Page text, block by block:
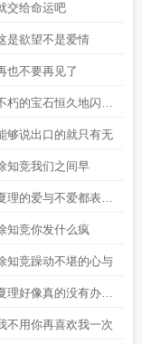
交给命运吧
是欲望不是爱情
也不要再见了
朽的宝石恒久地闪烁
够说出口的就只有无
知竞我们之间早
理的爱与不爱都表现
知竞你发什么疯
知竞躁动不堪的心与
理好像真的没有办法
不用你再喜欢我一次